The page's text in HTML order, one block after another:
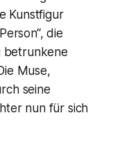
Kunstfigur
die
betrunkene
Muse,
seine
nun für sich